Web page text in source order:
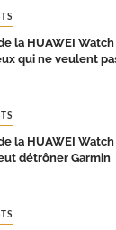
la HUAWEI
qui ne veulent
la HUAWEI
détrôner Garmin